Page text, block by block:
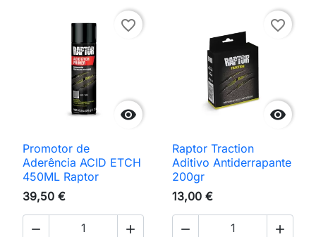

favorite_border
Promotor de
Aderência ACID ETCH
450ML Raptor
39,50 €
 

favorite_border
Raptor Traction
Aditivo Antiderrapante
200gr
13,00 €
 